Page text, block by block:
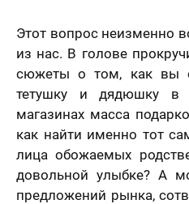
Этот вопрос неизменно
из нас. В голове
сюжеты о том, как вы
тетушку и дядюшку в
магазинах масса
как найти именно тот
лица обожаемых
довольной улыбке? А
предложений рынка,